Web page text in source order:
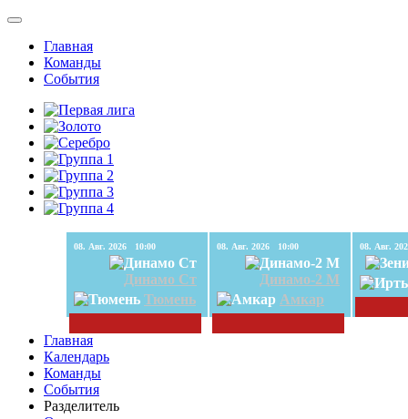
Главная
Команды
События
08. Авг. 2026 10:00
Динамо Ст
Тюмень
08. Авг. 2026 10:00
Динамо-2 М
Амкар
Главная
Календарь
Команды
События
Разделитель